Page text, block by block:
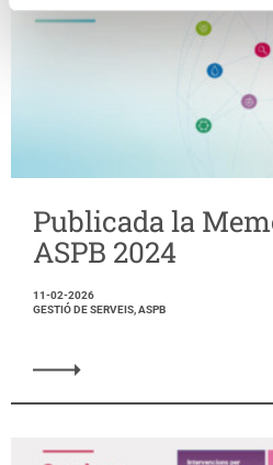
Publicada la
ASPB 2024
11-02-2026
GESTIÓ DE SERVEIS, ASPB